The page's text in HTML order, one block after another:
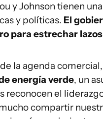
y Johnson tienen una
y políticas. El
para estrechar
la agenda comercial,
energía verde, un
reconocen el
compartir